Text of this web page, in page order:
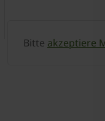
Bitte akzeptiere